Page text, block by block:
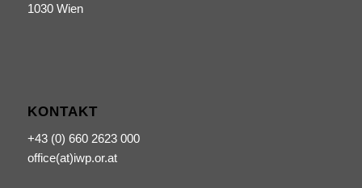
1030 Wien
KONTAKT
+43 (0) 660 2623 000
office(at)iwp.or.at